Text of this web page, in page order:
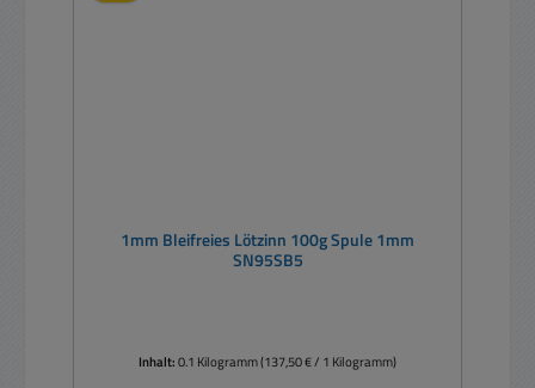
1mm Bleifreies Lötzinn 100g Spule 1mm
SN95SB5
Inhalt:0.1 Kilogramm(137,50 € / 1 Kilogramm)